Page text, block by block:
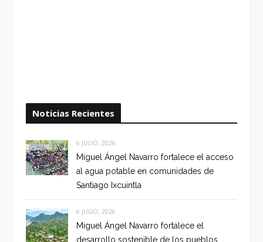
Noticias Recientes
6 JULIO, 2026
Miguel Ángel Navarro fortalece el acceso
al agua potable en comunidades de
Santiago Ixcuintla
6 JULIO, 2026
Miguel Ángel Navarro fortalece el
desarrollo sostenible de los pueblos